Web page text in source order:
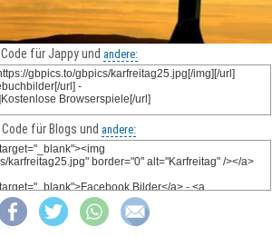
Code für Jappy und andere:
Code für Blogs und andere: